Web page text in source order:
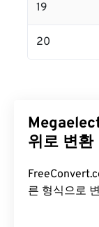
19
20
위로 변환
른 형식으로